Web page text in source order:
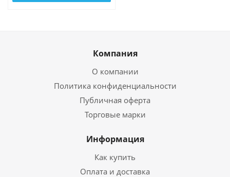
Компания
О компании
Политика конфиденциальности
Публичная оферта
Торговые марки
Информация
Как купить
Оплата и доставка